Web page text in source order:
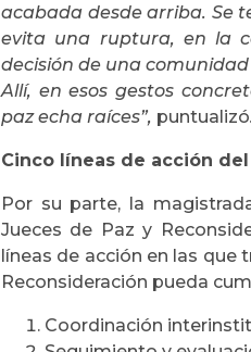
acabada desde arriba. Se
evita una ruptura, en la
decisión de una
Allí, en esos gestos
paz echa raíces”, puntualizó.
Cinco líneas de acción
Por su parte, la
Jueces de Paz y
líneas de acción en las que
Reconsideración pueda
Coordinación